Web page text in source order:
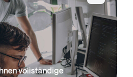
vollständige